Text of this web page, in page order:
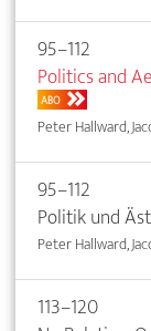
95–112
Politics and
ABO
Peter Hallward,
95–112
Politik und
Peter Hallward,
113–120